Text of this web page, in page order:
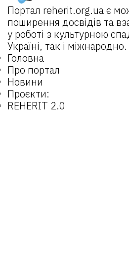
Портал reherit.org.uaє
поширення досвідів та
у роботі з культурною
Україні, так і міжнародно.
Головна
Про портал
Новини
Проєкти:
REHERIT 2.0